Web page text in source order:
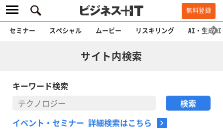
無料登録
セミナー スペシャル ムービー リスキリング AI・生成AI
サイト内検索
キーワード検索
イベント・セミナー 詳細検索はこちら